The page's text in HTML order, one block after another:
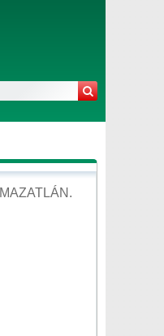
MAZATLÁN .